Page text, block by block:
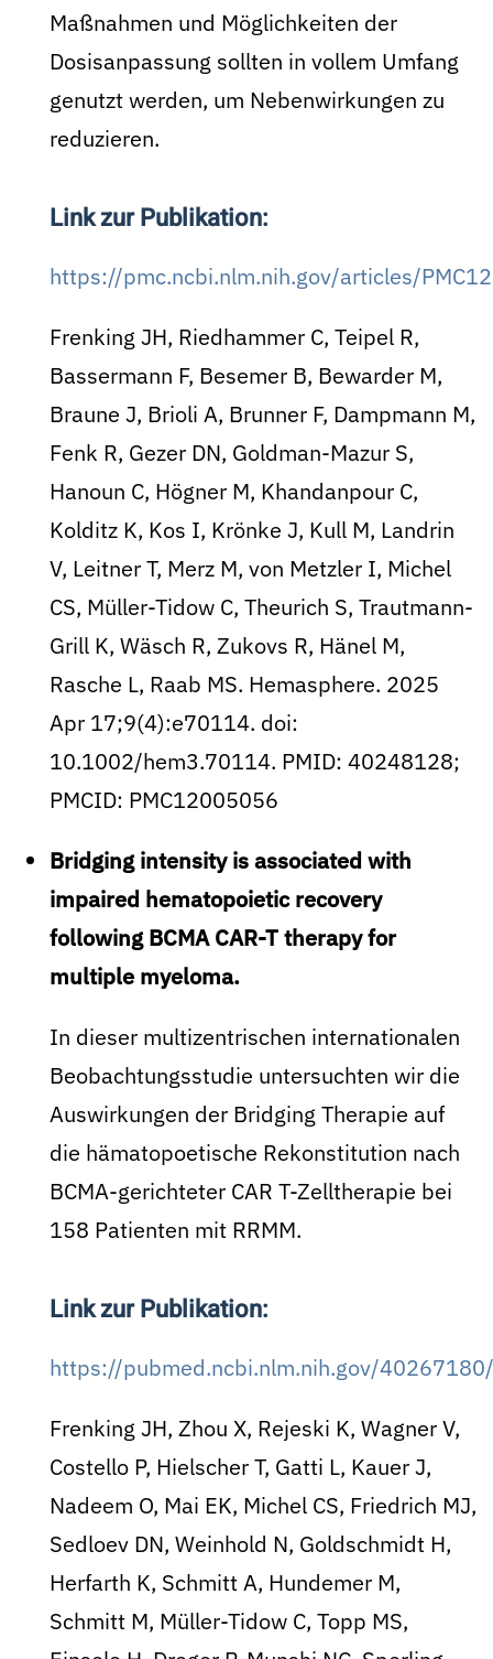
Maßnahmen und Möglichkeiten der
Dosisanpassung sollten in vollem Umfang
genutzt werden, um Nebenwirkungen zu
reduzieren.
Link zur Publikation:
https://pmc.ncbi.nlm.nih.gov/articles/
Frenking JH, Riedhammer C, Teipel R,
Bassermann F, Besemer B, Bewarder M,
Braune J, Brioli A, Brunner F, Dampmann M,
Fenk R, Gezer DN, Goldman-Mazur S,
Hanoun C, Högner M, Khandanpour C,
Kolditz K, Kos I, Krönke J, Kull M, Landrin
V, Leitner T, Merz M, von Metzler I, Michel
CS, Müller-Tidow C, Theurich S, Trautmann-
Grill K, Wäsch R, Zukovs R, Hänel M,
Rasche L, Raab MS. Hemasphere. 2025
Apr 17;9(4):e70114. doi:
10.1002/hem3.70114. PMID: 40248128;
PMCID: PMC12005056
Bridging intensity is associated with
impaired hematopoietic recovery
following BCMA CAR-T therapy for
multiple myeloma.
In dieser multizentrischen internationalen
Beobachtungsstudie untersuchten wir die
Auswirkungen der Bridging Therapie auf
die hämatopoetische Rekonstitution nach
BCMA-gerichteter CAR T-Zelltherapie bei
158 Patienten mit RRMM.
Link zur Publikation:
https://pubmed.ncbi.nlm.nih.gov/40267180/
Frenking JH, Zhou X, Rejeski K, Wagner V,
Costello P, Hielscher T, Gatti L, Kauer J,
Nadeem O, Mai EK, Michel CS, Friedrich MJ,
Sedloev DN, Weinhold N, Goldschmidt H,
Herfarth K, Schmitt A, Hundemer M,
Schmitt M, Müller-Tidow C, Topp MS,